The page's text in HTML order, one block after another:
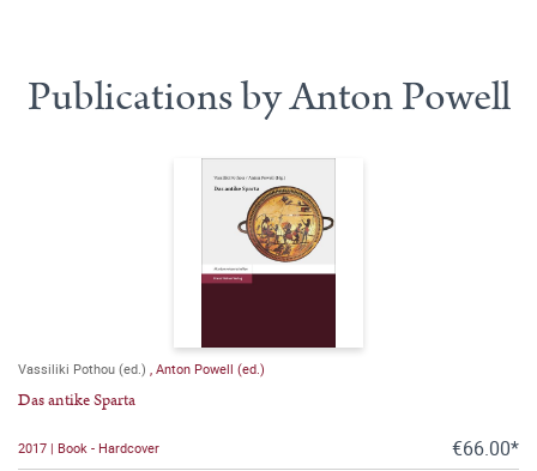
Publications by Anton Powell
Vassiliki Pothou (ed.) Anton Powell (ed.)
Das antike Sparta
2017 | Book - Hardcover €66.00*